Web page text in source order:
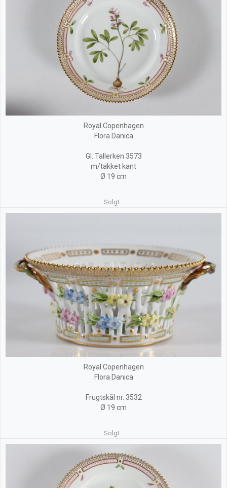
Royal Copenhagen
Flora Danica
Gl. Tallerken 3573
m/takket kant
Ø 19 cm
Solgt
Royal Copenhagen
Flora Danica
Frugtskål nr. 3532
Ø 19 cm
Solgt